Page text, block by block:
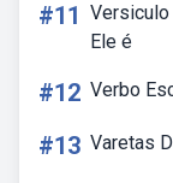
#11
Ele é
#12 Verbo
#13 Varetas